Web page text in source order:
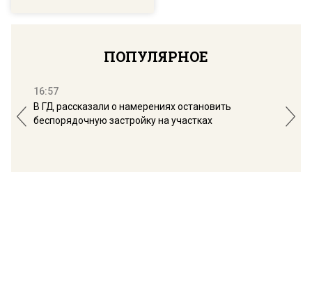
ПОПУЛЯРНОЕ
16:57
В ГД рассказали о намерениях остановить
беспорядочную застройку на участках